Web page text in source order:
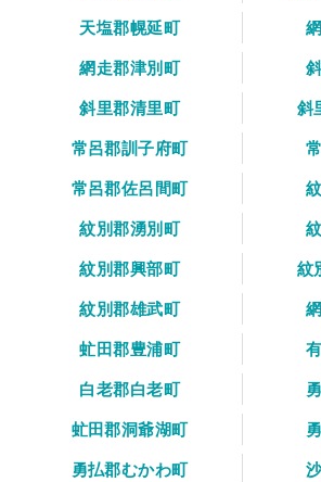
天塩郡幌延町
網走郡津別町
斜里郡清里町
斜
常呂郡訓子府町
常呂郡佐呂間町
紋別郡湧別町
紋別郡興部町
紋
紋別郡雄武町
虻田郡豊浦町
白老郡白老町
虻田郡洞爺湖町
勇払郡むかわ町